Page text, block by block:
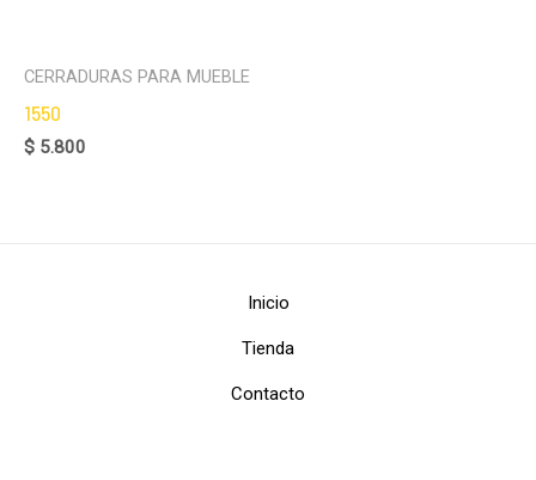
CERRADURAS PARA MUEBLE
1550
$ 5.800
Inicio
Tienda
Contacto